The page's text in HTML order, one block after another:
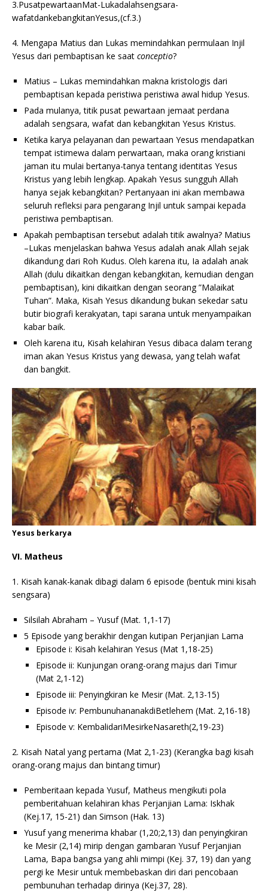
3.PusatpewartaanMat-Lukadalahsengsara-
wafatdankebangkitanYesus,(cf.3.)
4. Mengapa Matius dan Lukas memindahkan permulaan Injil
Yesus dari pembaptisan ke saat conceptio?
Matius – Lukas memindahkan makna kristologis dari
pembaptisan kepada peristiwa peristiwa awal hidup Yesus.
Pada mulanya, titik pusat pewartaan jemaat perdana
adalah sengsara, wafat dan kebangkitan Yesus Kristus.
Ketika karya pelayanan dan pewartaan Yesus mendapatkan
tempat istimewa dalam perwartaan, maka orang kristiani
jaman itu mulai bertanya-tanya tentang identitas Yesus
Kristus yang lebih lengkap. Apakah Yesus sungguh Allah
hanya sejak kebangkitan? Pertanyaan ini akan membawa
seluruh refleksi para pengarang Injil untuk sampai kepada
peristiwa pembaptisan.
Apakah pembaptisan tersebut adalah titik awalnya? Matius
–Lukas menjelaskan bahwa Yesus adalah anak Allah sejak
dikandung dari Roh Kudus. Oleh karena itu, Ia adalah anak
Allah (dulu dikaitkan dengan kebangkitan, kemudian dengan
pembaptisan), kini dikaitkan dengan seorang ”Malaikat
Tuhan”. Maka, Kisah Yesus dikandung bukan sekedar satu
butir biografi kerakyatan, tapi sarana untuk menyampaikan
kabar baik.
Oleh karena itu, Kisah kelahiran Yesus dibaca dalam terang
iman akan Yesus Kristus yang dewasa, yang telah wafat
dan bangkit.
Yesus berkarya
VI. Matheus
1. Kisah kanak-kanak dibagi dalam 6 episode (bentuk mini kisah
sengsara)
Silsilah Abraham – Yusuf (Mat. 1,1-17)
5 Episode yang berakhir dengan kutipan Perjanjian Lama
Episode i: Kisah kelahiran Yesus (Mat 1,18-25)
Episode ii: Kunjungan orang-orang majus dari Timur
(Mat 2,1-12)
Episode iii: Penyingkiran ke Mesir (Mat. 2,13-15)
Episode iv: PembunuhananakdiBetlehem (Mat. 2,16-18)
Episode v: KembalidariMesirkeNasareth(2,19-23)
2. Kisah Natal yang pertama (Mat 2,1-23) (Kerangka bagi kisah
orang-orang majus dan bintang timur)
Pemberitaan kepada Yusuf, Matheus mengikuti pola
pemberitahuan kelahiran khas Perjanjian Lama: Iskhak
(Kej.17, 15-21) dan Simson (Hak. 13)
Yusuf yang menerima khabar (1,20;2,13) dan penyingkiran
ke Mesir (2,14) mirip dengan gambaran Yusuf Perjanjian
Lama, Bapa bangsa yang ahli mimpi (Kej. 37, 19) dan yang
pergi ke Mesir untuk membebaskan diri dari pencobaan
pembunuhan terhadap dirinya (Kej.37, 28).